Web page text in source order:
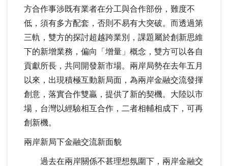
方合作事涉既有業者在分工與合作部份，難度不
低，須有多方配套，否則不易有大突破。而透過第
三軌，雙方的探討超越跨業別，課題屬於創新思維
下的新增業務，偏向「增量」概念，雙方可以各自
貢獻所長，共同開發新市場。兩岸局勢在去年五月
以來，出現積極互動新局面，為兩岸金融交流發揮
創意，落實合作雙贏，提供了新的契機。大陸以市
場，台灣以經驗相互合作，二者相輔相成下，可再
創新機。
兩岸新局下金融交流新面貌
過去在兩岸關係不甚理想氛圍下，兩岸金融交